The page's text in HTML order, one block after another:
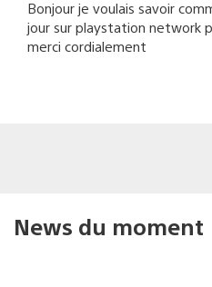
Bonjour je voulais savoir
jour sur playstation network
merci cordialement
News du moment